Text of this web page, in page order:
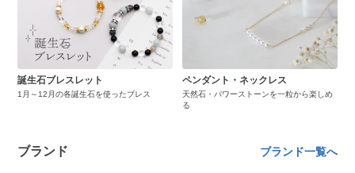
誕生石ブレスレット
1月～12月の各誕生石を使ったブレス
ペンダント・ネックレス
天然石・パワーストーンを一粒から楽しめ
る
ブランド ブランド一覧へ